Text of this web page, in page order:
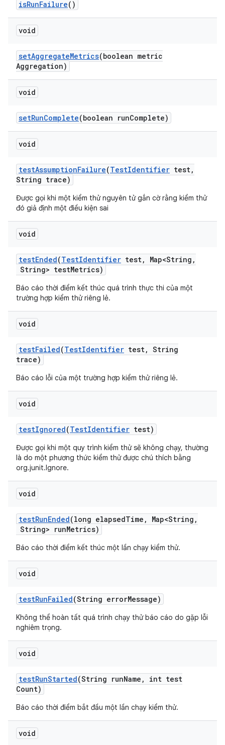
isRunFailure()
void
setAggregateMetrics(boolean metric
Aggregation)
void
setRunComplete(boolean runComplete)
void
testAssumptionFailure(TestIdentifier test,
String trace)
Được gọi khi một kiểm thử nguyên tử gắn cờ rằng kiểm thử
đó giả định một điều kiện sai
void
testEnded(TestIdentifier test, Map<String ,
String> testMetrics)
Báo cáo thời điểm kết thúc quá trình thực thi của một
trường hợp kiểm thử riêng lẻ.
void
testFailed(TestIdentifier test, String
trace)
Báo cáo lỗi của một trường hợp kiểm thử riêng lẻ.
void
testIgnored(TestIdentifier test)
Được gọi khi một quy trình kiểm thử sẽ không chạy, thường
là do một phương thức kiểm thử được chú thích bằng
org.junit.Ignore.
void
testRunEnded(long elapsedTime , Map<String ,
String> runMetrics)
Báo cáo thời điểm kết thúc một lần chạy kiểm thử.
void
testRunFailed(String errorMessage)
Không thể hoàn tất quá trình chạy thử báo cáo do gặp lỗi
nghiêm trọng.
void
testRunStarted(String runName ,
int test
Count)
Báo cáo thời điểm bắt đầu một lần chạy kiểm thử.
void